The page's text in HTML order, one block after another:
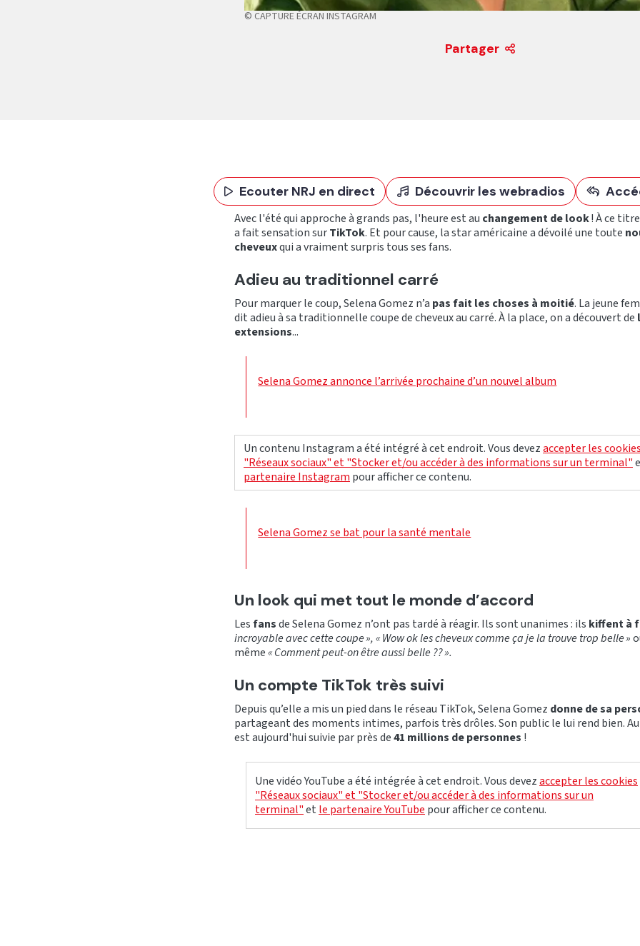
© CAPTURE ÉCRAN INSTAGRAM
Partager
Ecouter NRJ en direct Découvrir les webradios
Avec l'été qui approche à grands pas, l'heure est au changement de look! À ce
a fait sensation surTikTok. Et pour cause, la star américaine a dévoilé une toute
cheveuxqui a vraiment surpris tous ses fans.
Adieu au traditionnel carré
Pour marquer le coup, Selena Gomez n’a pas fait les choses à moitié. La jeune
dit adieu à sa traditionnelle coupe de cheveux au carré. À la place, on a découvert de
extensions...
Selena Gomez annonce l’arrivée prochaine d’un nouvel album
Un contenu Instagram a été intégré à cet endroit. Vous devezaccepter les cookies
"Réseaux sociaux" et "Stocker et/ou accéder à des informations sur un terminal"
partenaire Instagram pour afficher ce contenu.
Selena Gomez se bat pour la santé mentale
Un look qui met tout le monde d’accord
Lesfansde Selena Gomez n’ont pas tardé à réagir. Ils sont unanimes : ils kiffent à
incroyable avec cette coupe », « Wow ok les cheveux comme ça je la trouve trop belle »
même« Comment peut-on être aussi belle ?? ».
Un compte TikTok très suivi
Depuis qu’elle a mis un pied dans le réseau TikTok, Selena Gomez donne de sa
partageant des moments intimes, parfois très drôles. Son public le lui rend bien.
est aujourd'hui suivie par près de41 millions de personnes !
Une vidéo YouTube a été intégrée à cet endroit. Vous devezaccepter les cookies
"Réseaux sociaux" et "Stocker et/ou accéder à des informations sur un
terminal"et le partenaire YouTube pour afficher ce contenu.